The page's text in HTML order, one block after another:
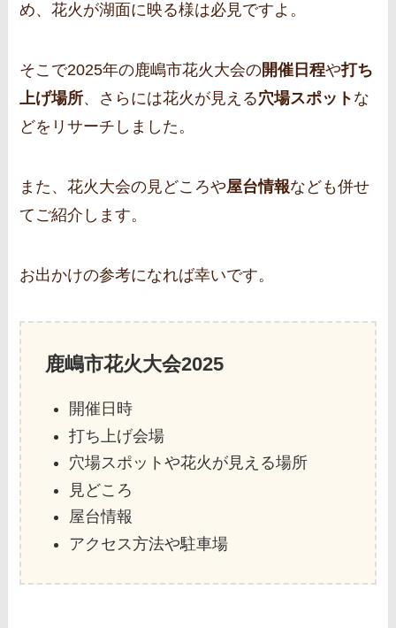
め、花火が湖面に映る様は必見ですよ。
そこで2025年の鹿嶋市花火大会の開催日程や打ち
上げ場所、さらには花火が見える穴場スポット な
どをリサーチしました。
また、花火大会の見どころや屋台情報なども併せ
てご紹介します。
お出かけの参考になれば幸いです。
鹿嶋市花火大会2025
開催日時
打ち上げ会場
穴場スポットや花火が見える場所
見どころ
屋台情報
アクセス方法や駐車場